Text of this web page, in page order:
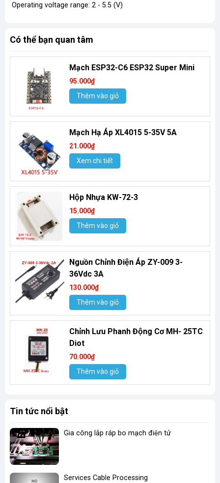
Operating voltage range: 2 - 5.5 (V)
Có thể bạn quan tâm
Mạch ESP32-C6 ESP32 Super Mini
95.000₫
Thêm vào giỏ
Mạch Hạ Áp XL4015 5-35V 5A
21.000₫
Xem chi tiết
Hộp Nhựa KW-72-3
15.000₫
Thêm vào giỏ
Nguồn Chỉnh Điện Áp ZY-009 3-
36Vdc 3A
130.000₫
Thêm vào giỏ
Chỉnh Lưu Phanh Động Cơ MH- 25TC
Diot
70.000₫
Thêm vào giỏ
Tin tức nổi bật
Gia công lắp ráp bo mạch điện tử
Services Cable Processing